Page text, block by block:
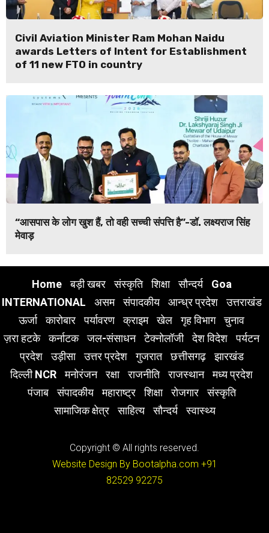
Civil Aviation Minister Ram Mohan Naidu
awards Letters of Intent for Establishment
of 11 new FTO in country
“आसपास के लोग खुश हैं, तो वही सच्ची संपत्ति है”-डॉ. लक्ष्यराज सिंह
मेवाड़
Home बड़ी खबर संस्कृति शिक्षा सौन्दर्य
Goa
INTERNATIONAL
असम संपादकीय आन्ध्र प्रदेश
उत्तराखंड
ऊर्जा
कारोबार पर्यावरण क्राइम खेल गृह विभाग
चुनाव
ज़रा हटके
कर्नाटक जल-संसाधन टेक्नोलॉजी देश विदेश
पर्यटन
प्रदेश
उड़ीसा उत्तर प्रदेश गुजरात छत्तीसगढ़
झारखंड
दिल्ली NCR
मनोरंजन रक्षा राजनीति राजस्थान
मध्य प्रदेश
पंजाब
संपादकीय महाराष्ट्र शिक्षा रोजगार
संस्कृति
सामाजिक क्षेत्र
साहित्य सौन्दर्य स्वास्थ्य
Copyright © All rights reserved.
Website Design By Bootalpha.com +91
82529 92275